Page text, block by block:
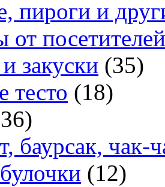
пироги и
от посетителей
закуски (35)
тесто (18)
баурсак, чак-
(12)